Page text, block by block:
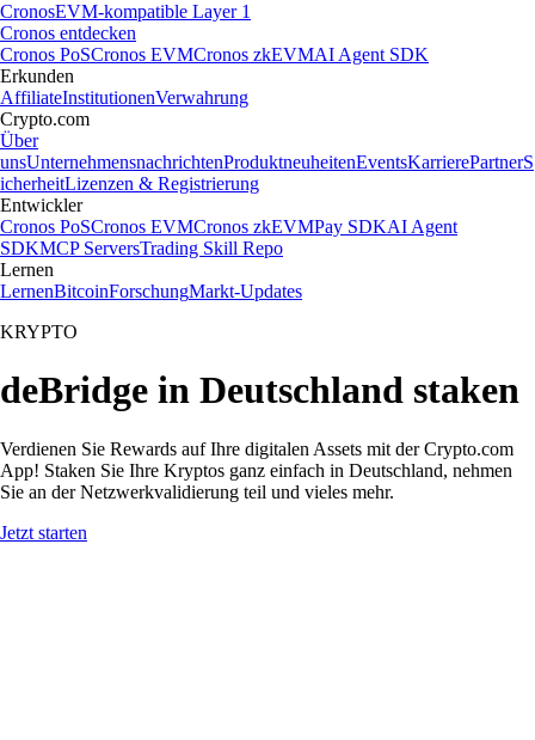
CronosEVM-kompatible Layer 1
Cronos entdecken
Cronos PoSCronos EVMCronos zkEVMAI Agent SDK
Erkunden
AffiliateInstitutionenVerwahrung
Crypto.com
Über
unsUnternehmensnachrichtenProduktneuheitenEventsKarrierePartnerS
icherheitLizenzen & Registrierung
Entwickler
Cronos PoSCronos EVMCronos zkEVMPay SDKAI Agent
SDKMCP ServersTrading Skill Repo
Lernen
LernenBitcoinForschungMarkt-Updates
KRYPTO
deBridge in Deutschland staken
Verdienen Sie Rewards auf Ihre digitalen Assets mit der Crypto.com
App! Staken Sie Ihre Kryptos ganz einfach in Deutschland, nehmen
Sie an der Netzwerkvalidierung teil und vieles mehr.
Jetzt starten